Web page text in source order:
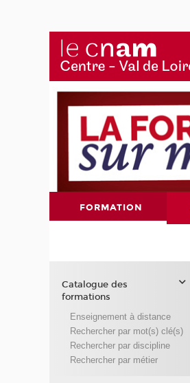
FORMATION
Catalogue des
formations
Enseignement à distance
Rechercher par mot(s) clé(s)
Rechercher par discipline
Rechercher par métier